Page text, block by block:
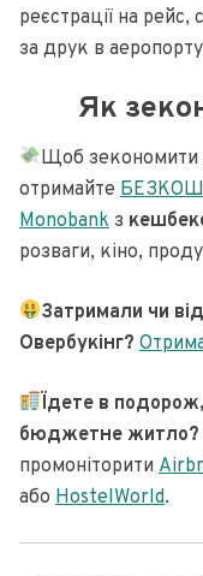
реєстрації на рейс,
за друк в
Як
Щоб зекономити
отримайте
Monobank з
розваги, кіно,
Затримали чи
Овербукінг?
Їдете в
бюджетне житло?
промоніторити
або HostelWorld.